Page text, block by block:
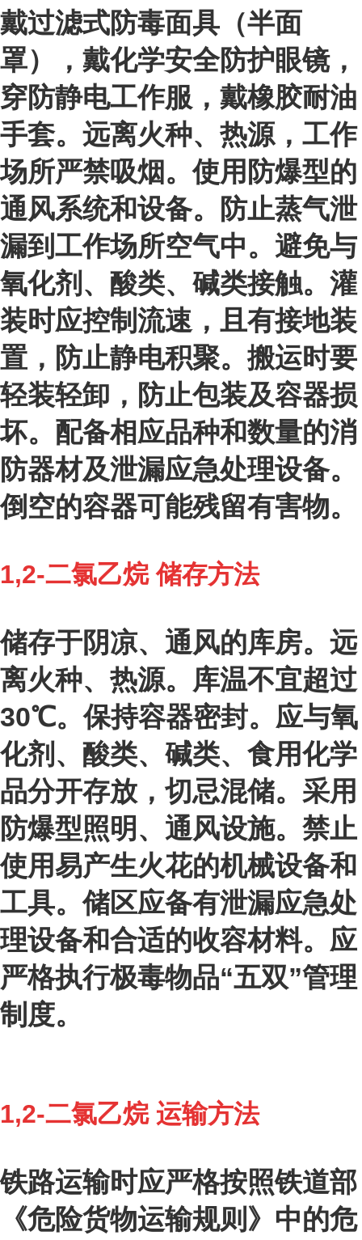
戴过滤式防毒面具（半面
罩），戴化学安全防护眼镜，
穿防静电工作服，戴橡胶耐油
手套。远离火种、热源，工作
场所严禁吸烟。使用防爆型的
通风系统和设备。防止蒸气泄
漏到工作场所空气中。避免与
氧化剂、酸类、碱类接触。灌
装时应控制流速，且有接地装
置，防止静电积聚。搬运时要
轻装轻卸，防止包装及容器损
坏。配备相应品种和数量的消
防器材及泄漏应急处理设备。
倒空的容器可能残留有害物。
1,2-二氯乙烷 储存方法
储存于阴凉、通风的库房。远
离火种、热源。库温不宜超过
30℃。保持容器密封。应与氧
化剂、酸类、碱类、食用化学
品分开存放，切忌混储。采用
防爆型照明、通风设施。禁止
使用易产生火花的机械设备和
工具。储区应备有泄漏应急处
理设备和合适的收容材料。应
严格执行极毒物品“五双”管理
制度。
1,2-二氯乙烷 运输方法
铁路运输时应严格按照铁道部
《危险货物运输规则》中的危